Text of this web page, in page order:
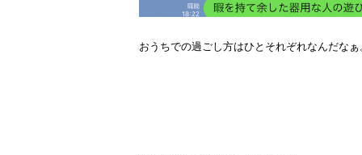
おうちでの過ごし方はひとそれぞれなんだなぁ